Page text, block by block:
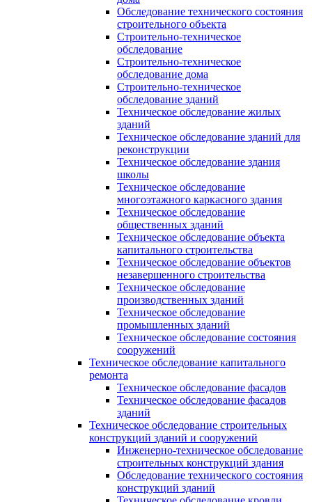
Обследование технического состояния
строительного объекта
Строительно-техническое
обследование
Строительно-техническое
обследование дома
Строительно-техническое
обследование зданий
Техническое обследование жилых
зданий
Техническое обследование зданий для
реконструкции
Техническое обследование здания
школы
Техническое обследование
многоэтажного каркасного здания
Техническое обследование
общественных зданий
Техническое обследование объекта
капитального строительства
Техническое обследование объектов
незавершенного строительства
Техническое обследование
производственных зданий
Техническое обследование
промышленных зданий
Техническое обследование состояния
сооружений
Техническое обследование капитального
ремонта
Техническое обследование фасадов
Техническое обследование фасадов
зданий
Техническое обследование строительных
конструкций зданий и сооружений
Инженерно-техническое обследование
строительных конструкций здания
Обследование технического состояния
конструкций зданий